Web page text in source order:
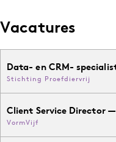
Vacatures
Data- en CRM-
Stichting Proefdiervrij
Client Service Director
VormVijf